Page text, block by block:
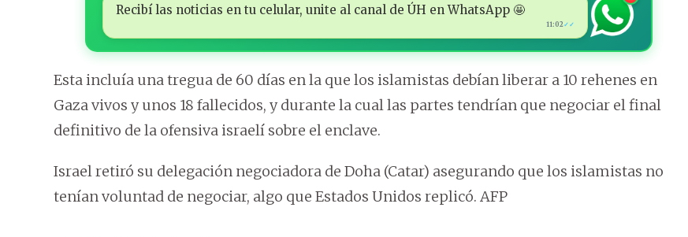
Recibí las noticias en tu celular, unite al canal de ÚH en WhatsApp 🤩
11:02✓✓
Esta incluía una tregua de 60 días en la que los islamistas debían liberar a 10 rehenes en
Gaza vivos y unos 18 fallecidos, y durante la cual las partes tendrían que negociar el final
definitivo de la ofensiva israelí sobre el enclave.
Israel retiró su delegación negociadora de Doha (Catar) asegurando que los islamistas no
tenían voluntad de negociar, algo que Estados Unidos replicó. AFP